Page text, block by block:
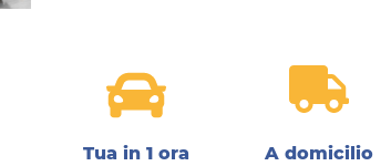
Tua in 1 ora A domicilio